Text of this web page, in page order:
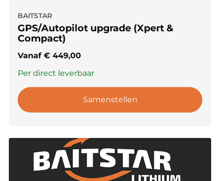
BAITSTAR
GPS/Autopilot upgrade (Xpert &
Compact)
Vanaf € 449,00
Per direct leverbaar
Samenstellen